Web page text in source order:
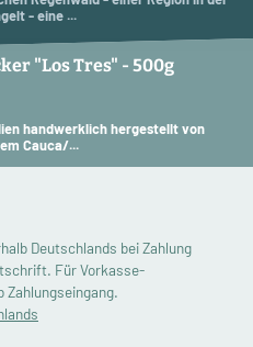
- eine ...
"Los Tres" - 500g
handwerklich hergestellt von
Cauca/...
Deutschlands bei Zahlung
Für Vorkasse-
Zahlungseingang.